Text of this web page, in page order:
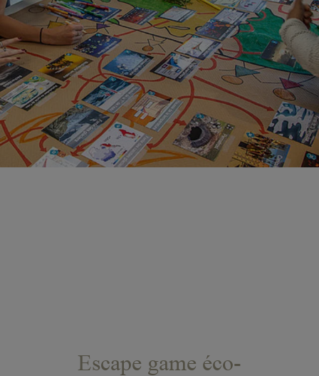
Escape game éco-